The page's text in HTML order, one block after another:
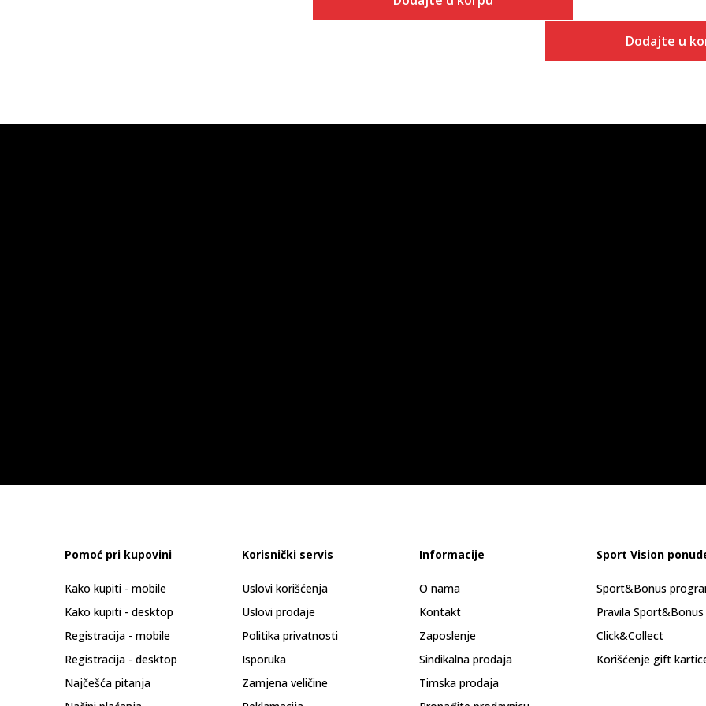
Dodajte u
Pomoć pri kupovini
Kako kupiti - mobile
Kako kupiti - desktop
Registracija - mobile
Registracija - desktop
Najčešća pitanja
Korisnički servis
Uslovi korišćenja
Uslovi prodaje
Politika privatnosti
Isporuka
Zamjena veličine
Informacije
O nama
Kontakt
Zaposlenje
Sindikalna prodaja
Timska prodaja
Sport Vision
Sport&Bonus
Pravila
Click&Collect
Korišćenje gift